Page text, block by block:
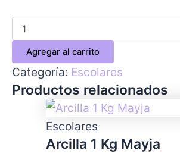
Agregar al carrito
Categoría: Escolares
Productos relacionados
Escolares
Arcilla 1 Kg Mayja